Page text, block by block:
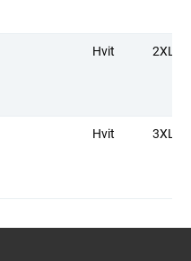
Hvit 2XL
Hvit 3XL